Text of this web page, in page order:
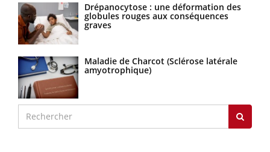
Drépanocytose : une déformation des
globules rouges aux conséquences
graves
Maladie de Charcot (Sclérose latérale
amyotrophique)